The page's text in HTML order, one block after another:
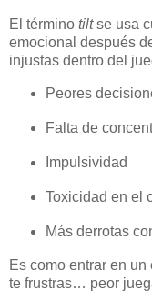
El término tiltse usa
emocional después
injustas dentro del
Peores
Falta de
Impulsividad
Toxicidad en el
Más derrotas
Es como entrar en
te frustras… peor